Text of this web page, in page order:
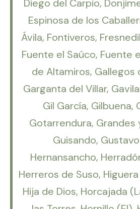
Diego del Carpio,
Espinosa de los
Ávila, Fontiveros,
Fuente el Saúco, Fuente
de Altamiros, Gallegos
Garganta del Villar,
Gil García, Gilbuena,
Gotarrendura, Grandes
Guisando,
Hernansancho,
Herreros de Suso,
Hija de Dios, Horcajada